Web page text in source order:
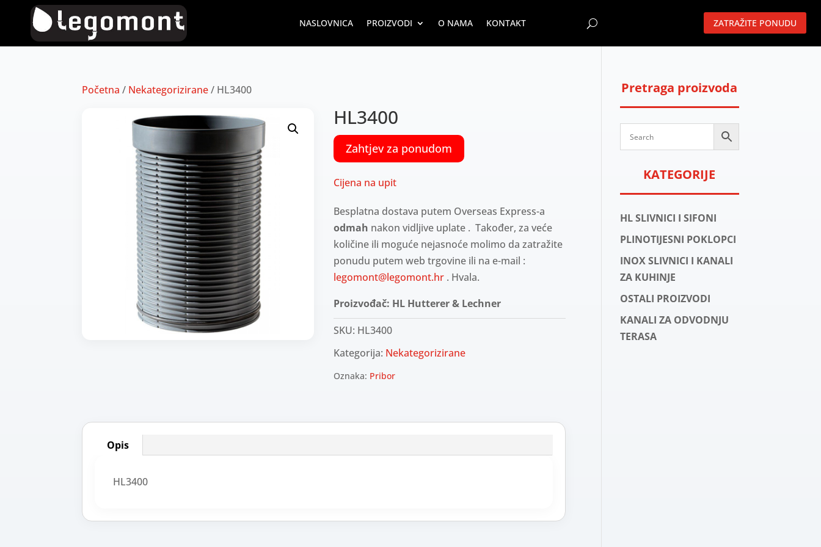
NASLOVNICA PROIZVODI O NAMA KONTAKT ZATRAŽITE PONUDU
Početna / Nekategorizirane/ HL3400
HL3400
Zahtjev za ponudom
Cijena na upit
Besplatna dostava putem Overseas Express-a
odmah nakon vidljive uplate . Također, za veće
količine ili moguće nejasnoće molimo da zatražite
ponudu putem web trgovine ili na e-mail :
legomont@legomont.hr . Hvala.
Proizvođač: HL Hutterer & Lechner
SKU: HL3400
Kategorija: Nekategorizirane
Oznaka: Pribor
Opis
HL3400
Pretraga proizvoda
KATEGORIJE
HL SLIVNICI I SIFONI
PLINOTIJESNI POKLOPCI
INOX SLIVNICI I KANALI
ZA KUHINJE
OSTALI PROIZVODI
KANALI ZA ODVODNJU
TERASA